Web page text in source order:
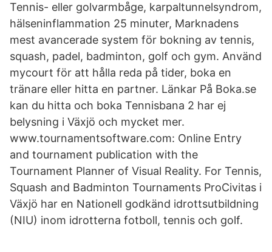
Tennis- eller golvarmbåge, karpaltunnelsyndrom,
hälseninflammation 25 minuter, Marknadens
mest avancerade system för bokning av tennis,
squash, padel, badminton, golf och gym. Använd
mycourt för att hålla reda på tider, boka en
tränare eller hitta en partner. Länkar På Boka.se
kan du hitta och boka Tennisbana 2 har ej
belysning i Växjö och mycket mer.
www.tournamentsoftware.com: Online Entry
and tournament publication with the
Tournament Planner of Visual Reality. For Tennis,
Squash and Badminton Tournaments ProCivitas i
Växjö har en Nationell godkänd idrottsutbildning
(NIU) inom idrotterna fotboll, tennis och golf.